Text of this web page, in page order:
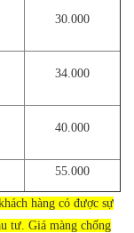
30.000
34.000
40.000
55.000
hàng có được sự
tư. Giá màng chống